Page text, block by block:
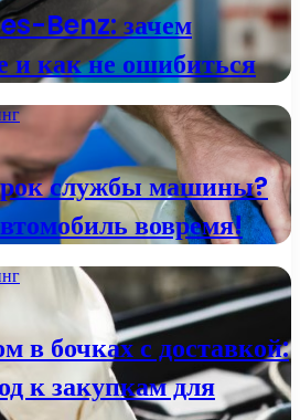
Benz: зачем
и как не ошибиться
службы машины?
вовремя!
в бочках с доставкой:
к закупкам для